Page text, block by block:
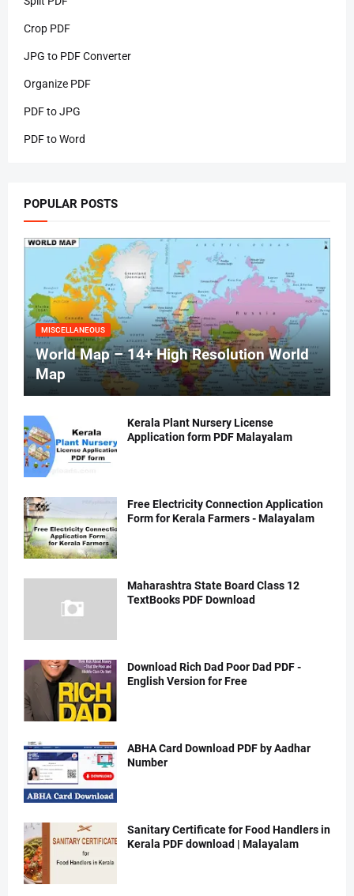
Crop PDF
JPG to PDF Converter
Organize PDF
PDF to JPG
PDF to Word
POPULAR POSTS
MISCELLANEOUS
World Map – 14+ High Resolution World
Map
Kerala Plant Nursery License
Application form PDF Malayalam
Free Electricity Connection Application
Form for Kerala Farmers - Malayalam
Maharashtra State Board Class 12
TextBooks PDF Download
Download Rich Dad Poor Dad PDF -
English Version for Free
ABHA Card Download PDF by Aadhar
Number
Sanitary Certificate for Food Handlers in
Kerala PDF download | Malayalam